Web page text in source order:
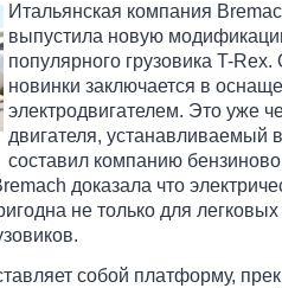
Итальянская компания
выпустила новую
популярного грузовика T-
новинки заключается в
электродвигателем. Это уже
двигателя, устанавливаемый
составил компанию
доказала что
не только для легковых
собой платформу,